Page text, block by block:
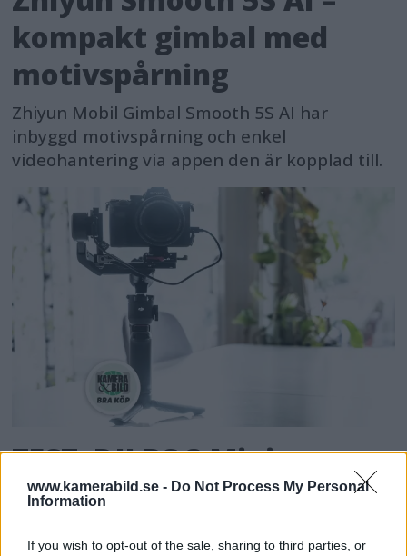
www.kamerabild.se - Do Not Process My Personal
Information
If you wish to opt-out of the sale, sharing to third parties, or
kompakt gimbal med
motivspårning
Zhiyun Mobil Gimbal Smooth 5S AI har
inbyggd motivspårning och enkel
videohantering via appen den är kopplad till.
TEST: DJI RS 3 Mini –
lättanvänd för nybörjare
och proffs